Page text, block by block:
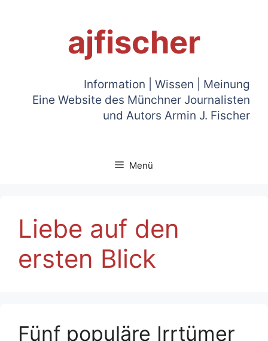
ajfischer
Information | Wissen | Meinung
Eine Website des Münchner Journalisten
und Autors Armin J. Fischer
Menü
Liebe auf den
ersten Blick
Fünf populäre Irrtümer